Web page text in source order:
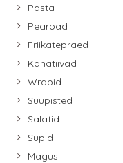
Pasta
Pearoad
Friikatepraed
Kanatiivad
Wrapid
Suupisted
Salatid
Supid
Magus